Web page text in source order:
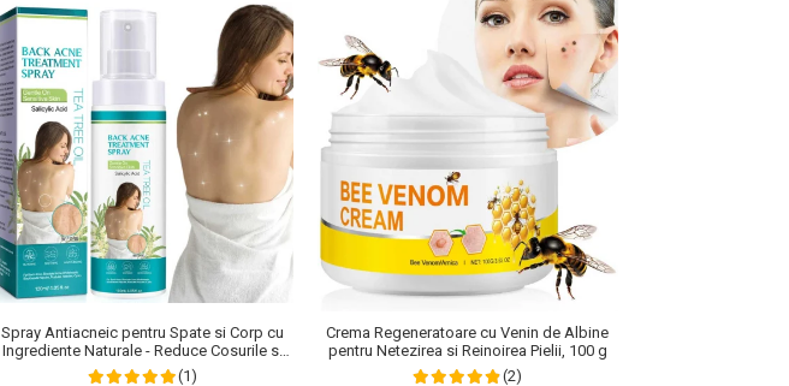
Spray Antiacneic pentru Spate si Corp cu
Ingrediente Naturale - Reduce Cosurile si
Excesul de Sebum, 120 ml
(1)
Crema Regeneratoare cu Venin de Albine
pentru Netezirea si Reinoirea Pielii, 100 g
(2)